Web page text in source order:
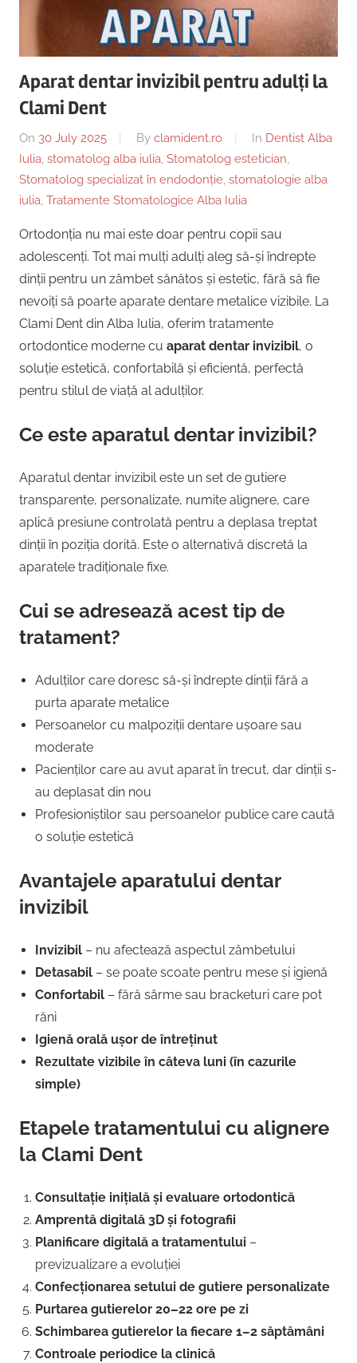
Centru
Implantologie
Lăncrănjan
19,
România
Aparat dentar invizibil pentru adulți la
Clami Dent
On 30 July 2025 By clamident.ro In Dentist Alba
Iulia stomatolog alba iulia Stomatolog estetician
Stomatolog specializat în endodonție stomatologie alba
iulia Tratamente Stomatologice Alba Iulia
Ortodonția nu mai este doar pentru copii sau
adolescenți. Tot mai mulți adulți aleg să-și îndrepte
dinții pentru un zâmbet sănătos și estetic, fără să fie
nevoiți să poarte aparate dentare metalice vizibile. La
Clami Dent din Alba Iulia, oferim tratamente
ortodontice moderne cu aparat dentar invizibil, o
soluție estetică, confortabilă și eficientă, perfectă
pentru stilul de viață al adulților.
Ce este aparatul dentar invizibil?
Aparatul dentar invizibil este un set de gutiere
transparente, personalizate, numite alignere, care
aplică presiune controlată pentru a deplasa treptat
dinții în poziția dorită. Este o alternativă discretă la
aparatele tradiționale fixe.
Cui se adresează acest tip de
tratament?
Adulților care doresc să-și îndrepte dinții fără a
purta aparate metalice
Persoanelor cu malpoziții dentare ușoare sau
moderate
Pacienților care au avut aparat în trecut, dar dinții s-
au deplasat din nou
Profesioniștilor sau persoanelor publice care caută
o soluție estetică
Avantajele aparatului dentar
invizibil
Invizibil – nu afectează aspectul zâmbetului
Detasabil – se poate scoate pentru mese și igienă
Confortabil – fără sârme sau bracketuri care pot
răni
Igienă orală ușor de întreținut
Rezultate vizibile în câteva luni (în cazurile
simple)
Etapele tratamentului cu alignere
la Clami Dent
Consultație inițială și evaluare ortodontică
Amprentă digitală 3D și fotografii
Planificare digitală a tratamentului –
previzualizare a evoluției
Confecționarea setului de gutiere personalizate
Purtarea gutierelor 20–22 ore pe zi
Schimbarea gutierelor la fiecare 1–2 săptămâni
Controale periodice la clinică